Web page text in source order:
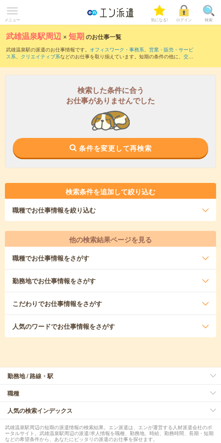
メニュー 気になる! ログイン 検索
武雄温泉駅周辺 ×短期のお仕事一覧
武雄温泉駅の派遣のお仕事情報です。 オフィスワーク・事務系、 営業・販売・サービ
ス系、 クリエイティブ系などのお仕事を取り揃えています。短期の条件の他に、 交通
検索した条件に合う
お仕事がありませんでした
条件を変更して再検索
検索条件を追加して絞り込む
職種でお仕事情報を絞り込む
他の検索結果ページを見る
職種でお仕事情報をさがす
勤務地でお仕事情報をさがす
こだわりでお仕事情報をさがす
人気のワードでお仕事情報をさがす
勤務地 / 路線・駅
職種
人気の検索インデックス
武雄温泉駅周辺の短期の派遣情報の検索結果。エン派遣は、エンが運営する人材派遣会社のポ
ータルサイト。武雄温泉駅周辺の派遣/求人情報を職種、勤務地、時給、勤務時間、長期・短期
などの希望条件から、あなたにピッタリの派遣のお仕事を探せます。